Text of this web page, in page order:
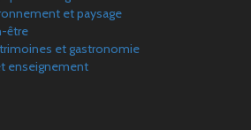
et paysage
être
et gastronomie
enseignement